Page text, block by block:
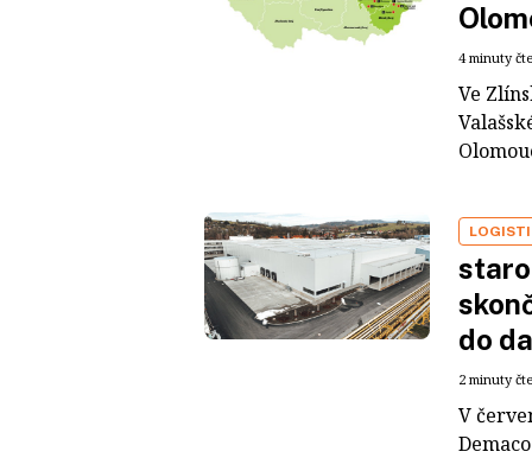
4 minuty
Ve
do
2 minuty
V